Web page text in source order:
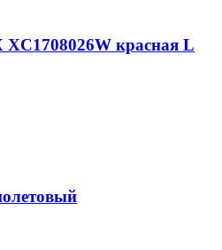
красная L